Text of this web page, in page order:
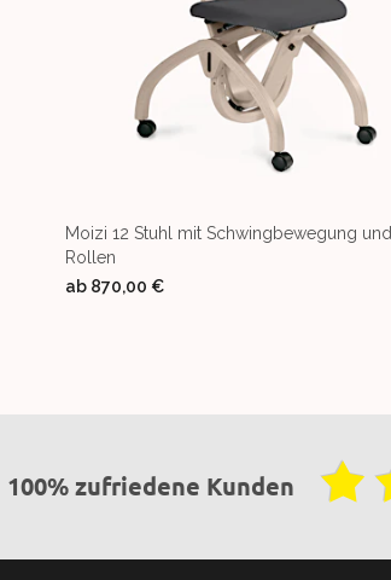
Moizi 12 Stuhl mit Schwingbewegung und
Rollen
ab 870,00 €
100% zufriedene Kunden